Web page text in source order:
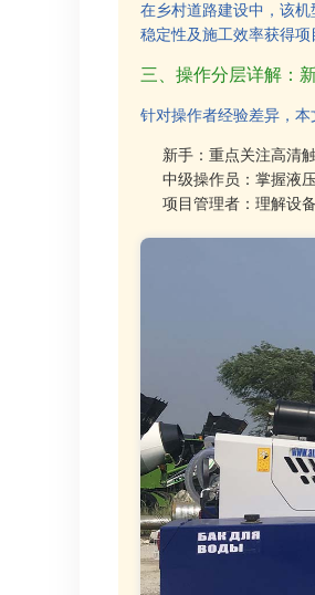
在乡村道路建设中，该
稳定性及施工效率获得项
三、操作分层详解：
针对操作者经验差异，本
新手：重点关注高清
中级操作员：掌握液
项目管理者：理解设